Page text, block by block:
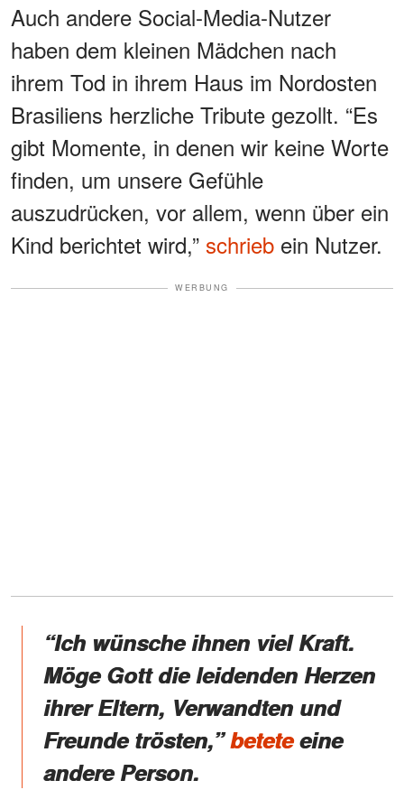
Auch andere Social-Media-Nutzer
haben dem kleinen Mädchen nach
ihrem Tod in ihrem Haus im Nordosten
Brasiliens herzliche Tribute gezollt. “Es
gibt Momente, in denen wir keine Worte
finden, um unsere Gefühle
auszudrücken, vor allem, wenn über ein
Kind berichtet wird,” schrieb ein Nutzer.
WERBUNG
“Ich wünsche ihnen viel Kraft.
Möge Gott die leidenden Herzen
ihrer Eltern, Verwandten und
Freunde trösten,”beteteeine
andere Person.